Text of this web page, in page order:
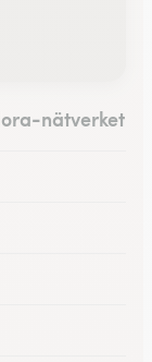
nätverket